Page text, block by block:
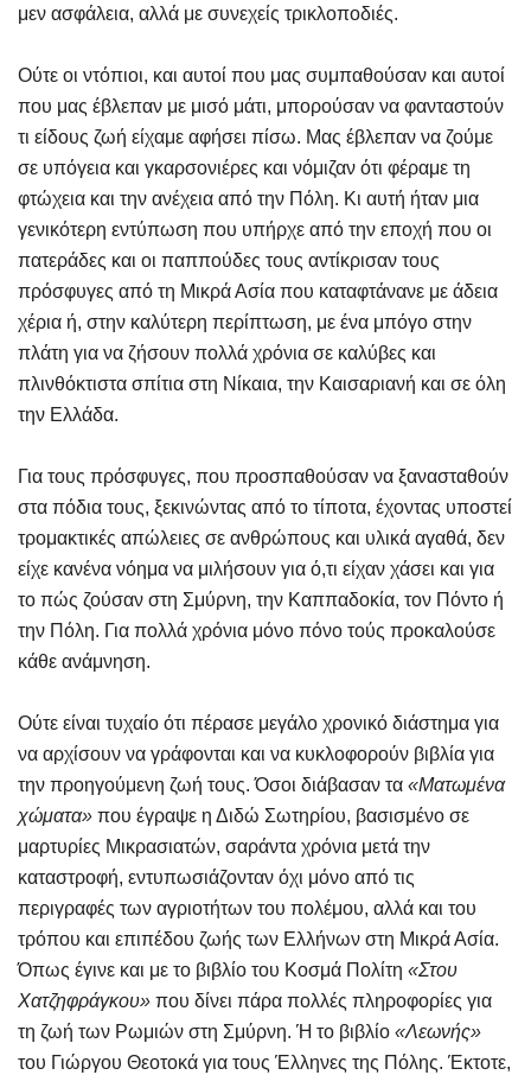
μεν ασφάλεια, αλλά με συνεχείς τρικλοποδιές.
Ούτε οι ντόπιοι, και αυτοί που μας συμπαθούσαν και αυτοί
που μας έβλεπαν με μισό μάτι, μπορούσαν να φανταστούν
τι είδους ζωή είχαμε αφήσει πίσω. Μας έβλεπαν να ζούμε
σε υπόγεια και γκαρσονιέρες και νόμιζαν ότι φέραμε τη
φτώχεια και την ανέχεια από την Πόλη. Κι αυτή ήταν μια
γενικότερη εντύπωση που υπήρχε από την εποχή που οι
πατεράδες και οι παππούδες τους αντίκρισαν τους
πρόσφυγες από τη Μικρά Ασία που καταφτάνανε με άδεια
χέρια ή, στην καλύτερη περίπτωση, με ένα μπόγο στην
πλάτη για να ζήσουν πολλά χρόνια σε καλύβες και
πλινθόκτιστα σπίτια στη Νίκαια, την Καισαριανή και σε όλη
την Ελλάδα.
Για τους πρόσφυγες, που προσπαθούσαν να ξανασταθούν
στα πόδια τους, ξεκινώντας από το τίποτα, έχοντας υποστεί
τρομακτικές απώλειες σε ανθρώπους και υλικά αγαθά, δεν
είχε κανένα νόημα να μιλήσουν για ό,τι είχαν χάσει και για
το πώς ζούσαν στη Σμύρνη, την Καππαδοκία, τον Πόντο ή
την Πόλη. Για πολλά χρόνια μόνο πόνο τούς προκαλούσε
κάθε ανάμνηση.
Ούτε είναι τυχαίο ότι πέρασε μεγάλο χρονικό διάστημα για
να αρχίσουν να γράφονται και να κυκλοφορούν βιβλία για
την προηγούμενη ζωή τους. Όσοι διάβασαν τα «Ματωμένα
χώματα» που έγραψε η Διδώ Σωτηρίου, βασισμένο σε
μαρτυρίες Μικρασιατών, σαράντα χρόνια μετά την
καταστροφή, εντυπωσιάζονταν όχι μόνο από τις
περιγραφές των αγριοτήτων του πολέμου, αλλά και του
τρόπου και επιπέδου ζωής των Ελλήνων στη Μικρά Ασία.
Όπως έγινε και με το βιβλίο του Κοσμά Πολίτη «Στου
Χατζηφράγκου» που δίνει πάρα πολλές πληροφορίες για
τη ζωή των Ρωμιών στη Σμύρνη. Ή το βιβλίο «Λεωνής»
του Γιώργου Θεοτοκά για τους Έλληνες της Πόλης. Έκτοτε,